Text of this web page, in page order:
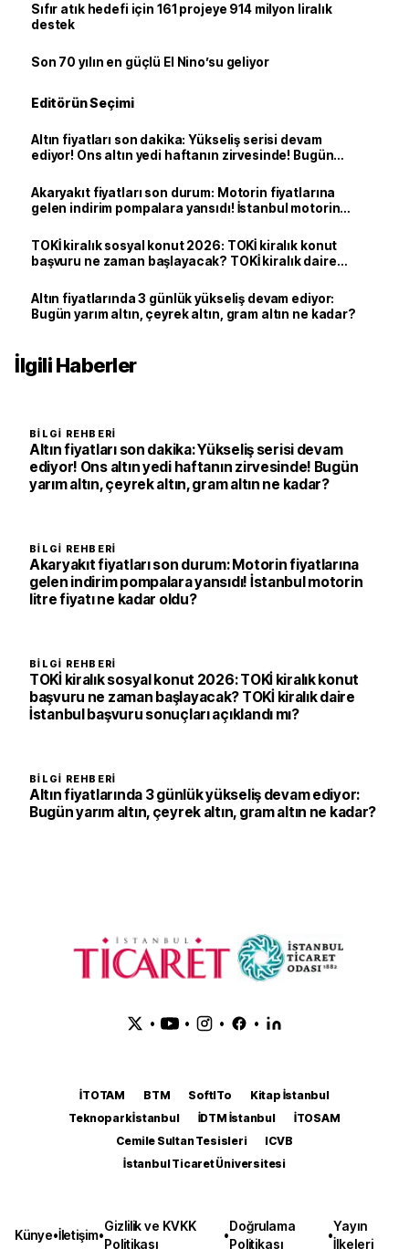
Sıfır atık hedefi için 161 projeye 914 milyon liralık
destek
Son 70 yılın en güçlü El Nino’su geliyor
Editörün Seçimi
Altın fiyatları son dakika: Yükseliş serisi devam
ediyor! Ons altın yedi haftanın zirvesinde! Bugün
Akaryakıt fiyatları son durum: Motorin fiyatlarına
gelen indirim pompalara yansıdı! İstanbul motorin
TOKİ kiralık sosyal konut 2026: TOKİ kiralık konut
başvuru ne zaman başlayacak? TOKİ kiralık daire
Altın fiyatlarında 3 günlük yükseliş devam ediyor:
Bugün yarım altın, çeyrek altın, gram altın ne kadar?
İlgili Haberler
BILGI REHBERI
Altın fiyatları son dakika: Yükseliş serisi devam
ediyor! Ons altın yedi haftanın zirvesinde! Bugün
yarım altın, çeyrek altın, gram altın ne kadar?
BILGI REHBERI
Akaryakıt fiyatları son durum: Motorin fiyatlarına
gelen indirim pompalara yansıdı! İstanbul motorin
litre fiyatı ne kadar oldu?
BILGI REHBERI
TOKİ kiralık sosyal konut 2026: TOKİ kiralık konut
başvuru ne zaman başlayacak? TOKİ kiralık daire
İstanbul başvuru sonuçları açıklandı mı?
BILGI REHBERI
Altın fiyatlarında 3 günlük yükseliş devam ediyor:
Bugün yarım altın, çeyrek altın, gram altın ne kadar?
• • • •
İTOTAM BTM SoftITo
Kitap İstanbul
Teknopark İstanbul
İDTM İstanbul
İTOSAM
Cemile Sultan Tesisleri
ICVB
İstanbul Ticaret Üniversitesi
Künye•İletişim•
Gizlilik ve KVKK
Politikası
•
Doğrulama
Politikası
•
Yayın
İlkeleri